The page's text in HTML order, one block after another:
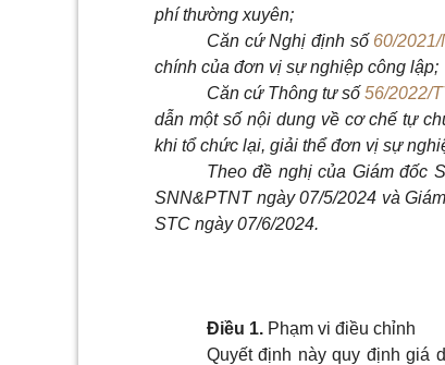
phí thường xuyên;
Căn cứ Nghị định số 60/
chính của đơn vị sự nghiệp công lập;
Căn cứ Thông tư số 56/2022/
dẫn một số nội dung về cơ chế tự
khi tổ chức lại, giải thể đơn vị sự
Theo đề nghị của Giám đốc
SNN&PTNT ngày 07/5/2024 và
STC ngày 07/6/2024.
Điều 1. Phạm vi điều chỉnh
Quyết định này quy định giá